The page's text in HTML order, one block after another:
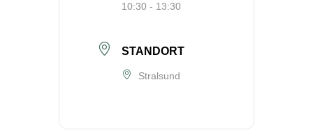
10:30 - 13:30
STANDORT
Stralsund